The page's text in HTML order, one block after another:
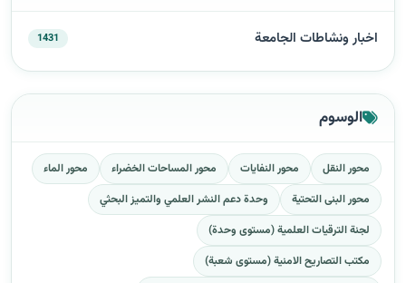
اخبار ونشاطات الجامعة 1431
الوسوم
محور النقل محور النفايات محور المساحات الخضراء
محور الماء
محور البنى التحتية
وحدة دعم النشر العلمي والتميز البحثي
لجنة الترقيات العلمية (مستوى وحدة)
مكتب التصاريح الامنية (مستوى شعبة)